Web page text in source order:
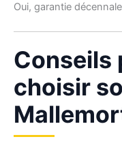
Oui, garantie
Conseils
choisir